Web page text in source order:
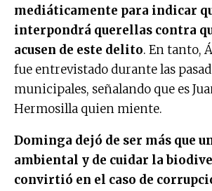
mediáticamente para indicar
interpondrá querellas contra
acusen de este delito. En tanto,
fue entrevistado durante las
municipales, señalando que es
Hermosilla quien miente.
Dominga dejó de ser más que
ambiental y de cuidar la
convirtió en el caso de